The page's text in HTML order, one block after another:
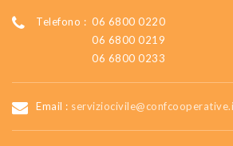
Telefono : 06 6800 0220
06 6800 0219
06 6800 0233
Email :